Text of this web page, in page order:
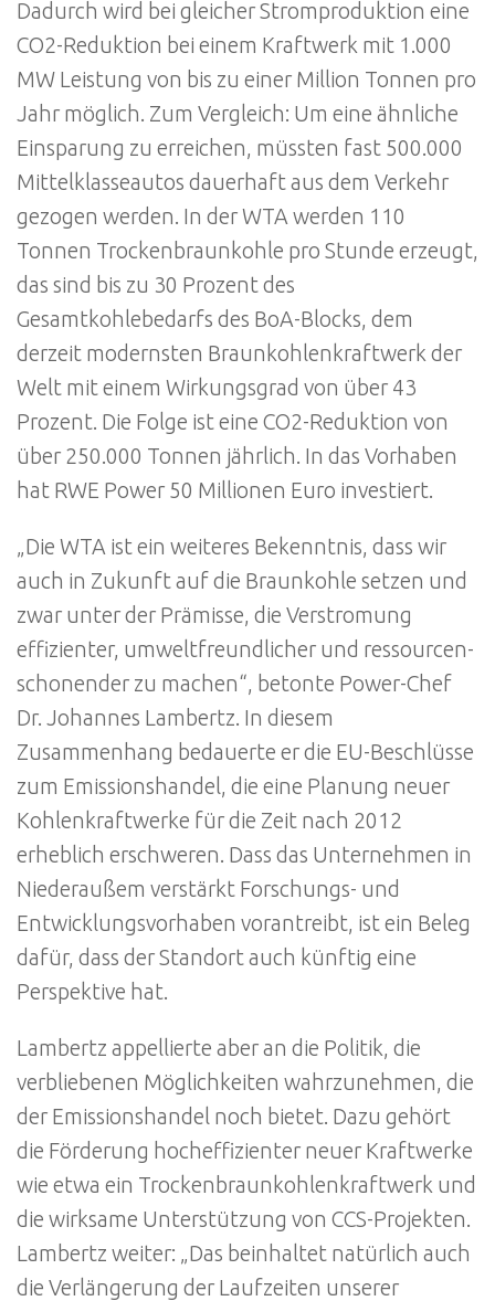
Dadurch wird bei gleicher Stromproduktion eine
CO2-Reduktion bei einem Kraftwerk mit 1.000
MW Leistung von bis zu einer Million Tonnen pro
Jahr möglich. Zum Vergleich: Um eine ähnliche
Einsparung zu erreichen, müssten fast 500.000
Mittelklasseautos dauerhaft aus dem Verkehr
gezogen werden. In der WTA werden 110
Tonnen Trockenbraunkohle pro Stunde erzeugt,
das sind bis zu 30 Prozent des
Gesamtkohlebedarfs des BoA-Blocks, dem
derzeit modernsten Braunkohlenkraftwerk der
Welt mit einem Wirkungsgrad von über 43
Prozent. Die Folge ist eine CO2-Reduktion von
über 250.000 Tonnen jährlich. In das Vorhaben
hat RWE Power 50 Millionen Euro investiert.
„Die WTA ist ein weiteres Bekenntnis, dass wir
auch in Zukunft auf die Braunkohle setzen und
zwar unter der Prämisse, die Verstromung
effizienter, umweltfreundlicher und ressourcen-
schonender zu machen“, betonte Power-Chef
Dr. Johannes Lambertz. In diesem
Zusammenhang bedauerte er die EU-Beschlüsse
zum Emissionshandel, die eine Planung neuer
Kohlenkraftwerke für die Zeit nach 2012
erheblich erschweren. Dass das Unternehmen in
Niederaußem verstärkt Forschungs- und
Entwicklungsvorhaben vorantreibt, ist ein Beleg
dafür, dass der Standort auch künftig eine
Perspektive hat.
Lambertz appellierte aber an die Politik, die
verbliebenen Möglichkeiten wahrzunehmen, die
der Emissionshandel noch bietet. Dazu gehört
die Förderung hocheffizienter neuer Kraftwerke
wie etwa ein Trockenbraunkohlenkraftwerk und
die wirksame Unterstützung von CCS-Projekten.
Lambertz weiter: „Das beinhaltet natürlich auch
die Verlängerung der Laufzeiten unserer